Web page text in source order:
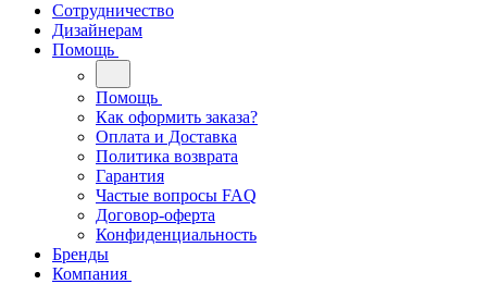
Сотрудничество
Дизайнерам
Помощь
Помощь
Как оформить заказа?
Оплата и Доставка
Политика возврата
Гарантия
Частые вопросы FAQ
Договор-оферта
Конфиденциальность
Бренды
Компания